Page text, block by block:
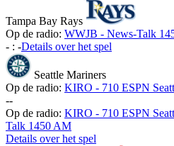
Tampa Bay Rays
Op de radio: WWJB - News-Talk
- : -Details over het spel
Seattle Mariners
Op de radio: KIRO - 710 ESPN
--
Op de radio: KIRO - 710 ESPN
Talk 1450 AM
Details over het spel